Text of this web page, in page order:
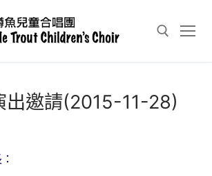
出邀請(2015-11-28)